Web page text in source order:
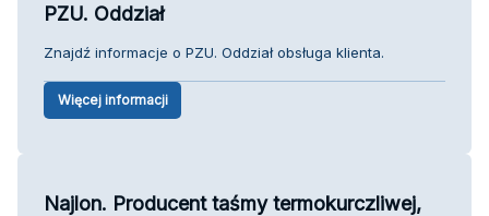
PZU. Oddział
Znajdź informacje o PZU. Oddział obsługa klienta.
Więcej informacji
Najlon. Producent taśmy termokurczliwej,